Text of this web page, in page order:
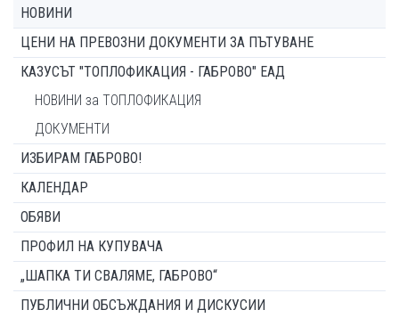
НОВИНИ
ЦЕНИ НА ПРЕВОЗНИ ДОКУМЕНТИ ЗА ПЪТУВАНЕ
КАЗУСЪТ "ТОПЛОФИКАЦИЯ - ГАБРОВО" ЕАД
НОВИНИ за ТОПЛОФИКАЦИЯ
ДОКУМЕНТИ
ИЗБИРАМ ГАБРОВО!
КАЛЕНДАР
ОБЯВИ
ПРОФИЛ НА КУПУВАЧА
„ШАПКА ТИ СВАЛЯМЕ, ГАБРОВО“
ПУБЛИЧНИ ОБСЪЖДАНИЯ И ДИСКУСИИ